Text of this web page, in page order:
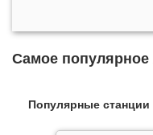
Самое
Популярные